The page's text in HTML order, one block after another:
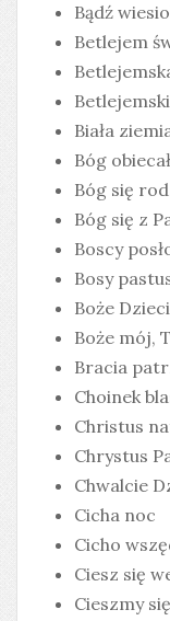
Bądź
Betlejem
Biała
Bóg obiecał
Bóg się
Bóg się z
Boscy
Bosy
Boże
Boże mój,
Bracia
Choinek
Christus
Chrystus
Chwalcie
Cicha noc
Cicho
Ciesz się
Cieszmy